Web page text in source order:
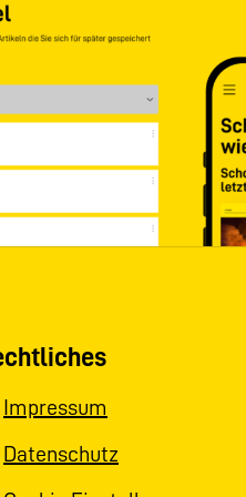
Impressum
Datenschutz